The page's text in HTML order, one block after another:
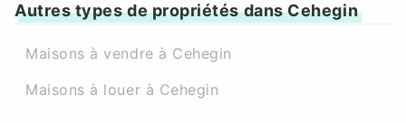
Autres types de propriétés dans Cehegin
Maisons à vendre à Cehegin
Maisons à louer à Cehegin